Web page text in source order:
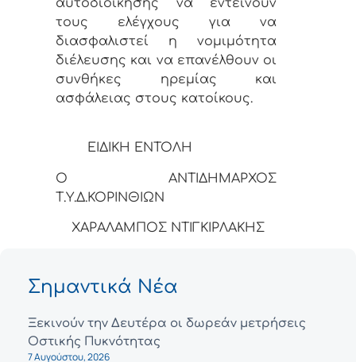
αυτοδιοίκησης να εντείνουν
τους ελέγχους για να
διασφαλιστεί η νομιμότητα
διέλευσης και να επανέλθουν οι
συνθήκες ηρεμίας και
ασφάλειας στους κατοίκους.
ΕΙΔΙΚΗ ΕΝΤΟΛΗ
Ο ΑΝΤΙΔΗΜΑΡΧΟΣ
Τ.Υ.Δ.ΚΟΡΙΝΘΙΩΝ
ΧΑΡΑΛΑΜΠΟΣ ΝΤΙΓΚΙΡΛΑΚΗΣ
Σημαντικά Νέα
Ξεκινούν την Δευτέρα οι δωρεάν μετρήσεις
Οστικής Πυκνότητας
7 Αυγούστου, 2026